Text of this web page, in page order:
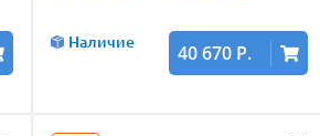
Наличие 40 670 Р.